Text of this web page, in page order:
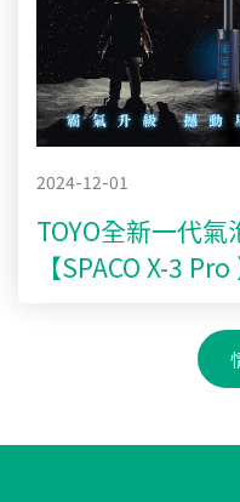
2024-12-01
TOYO全新一代氣
【SPACO X-3